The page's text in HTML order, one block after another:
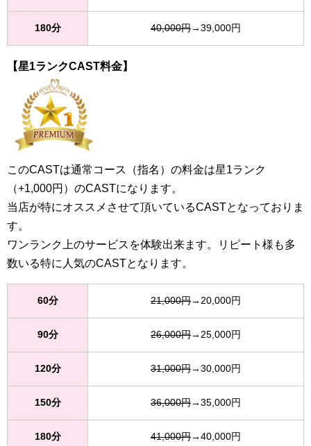
180分 40,000円→39,000円
【星1ランクCAST料金】
このCASTは通常コース（指名）の料金は星1ランク
（+1,000円）のCASTになります。
当店が特にオススメさせて頂いているCASTとなっておりま
す。
ワンランク上のサービスを体験出来ます。リピート様も多
数いる特に人気のCASTとなります。
60分 21,000円→20,000円
90分 26,000円→25,000円
120分 31,000円→30,000円
150分 36,000円→35,000円
180分 41,000円→40,000円